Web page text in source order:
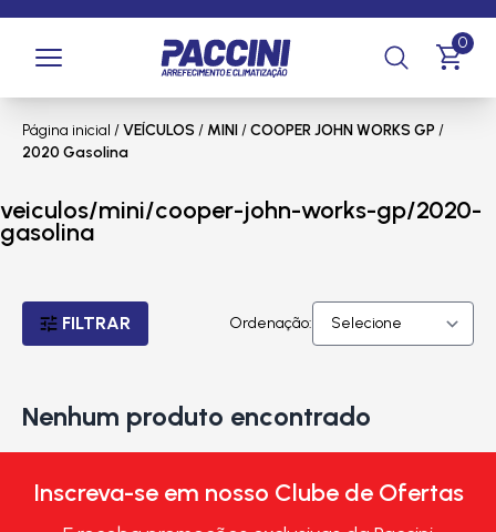
0
Página inicial /VEÍCULOS / MINI/COOPER JOHN WORKS GP /
2020 Gasolina
veiculos/mini/cooper-john-works-gp/2020-
gasolina
FILTRAR Ordenação:
Nenhum produto encontrado
Inscreva-se em nosso Clube de Ofertas